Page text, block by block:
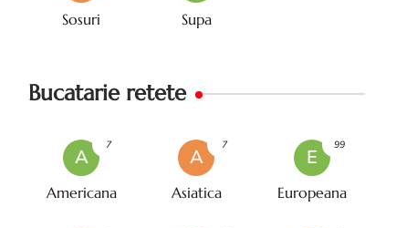
Sosuri Supa
Bucatarie retete
A
Americana
7
A
Asiatica
7
E
Europeana
99